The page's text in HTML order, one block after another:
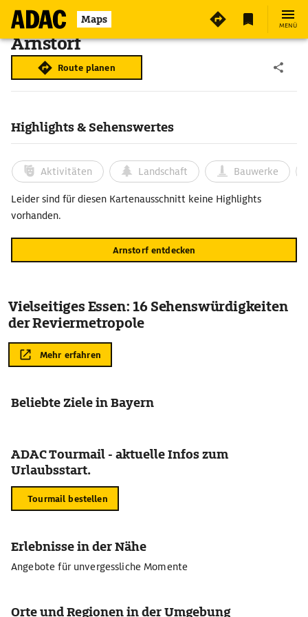
Maps MENÜ
Arnstorf
Route planen
Highlights & Sehenswertes
Aktivitäten Landschaft Bauwerke
Leider sind für diesen Kartenausschnitt keine Highlights
vorhanden.
Arnstorf entdecken
Vielseitiges Essen: 16 Sehenswürdigkeiten
der Reviermetropole
Mehr erfahren
Beliebte Ziele in Bayern
ADAC Tourmail - aktuelle Infos zum
Urlaubsstart.
Tourmail bestellen
Erlebnisse in der Nähe
Angebote für unvergessliche Momente
Orte und Regionen in der Umgebung